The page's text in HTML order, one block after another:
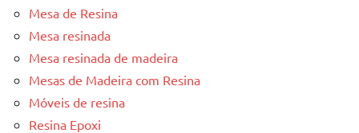
Mesa de Resina
Mesa resinada
Mesa resinada de madeira
Mesas de Madeira com Resina
Móveis de resina
Resina Epoxi